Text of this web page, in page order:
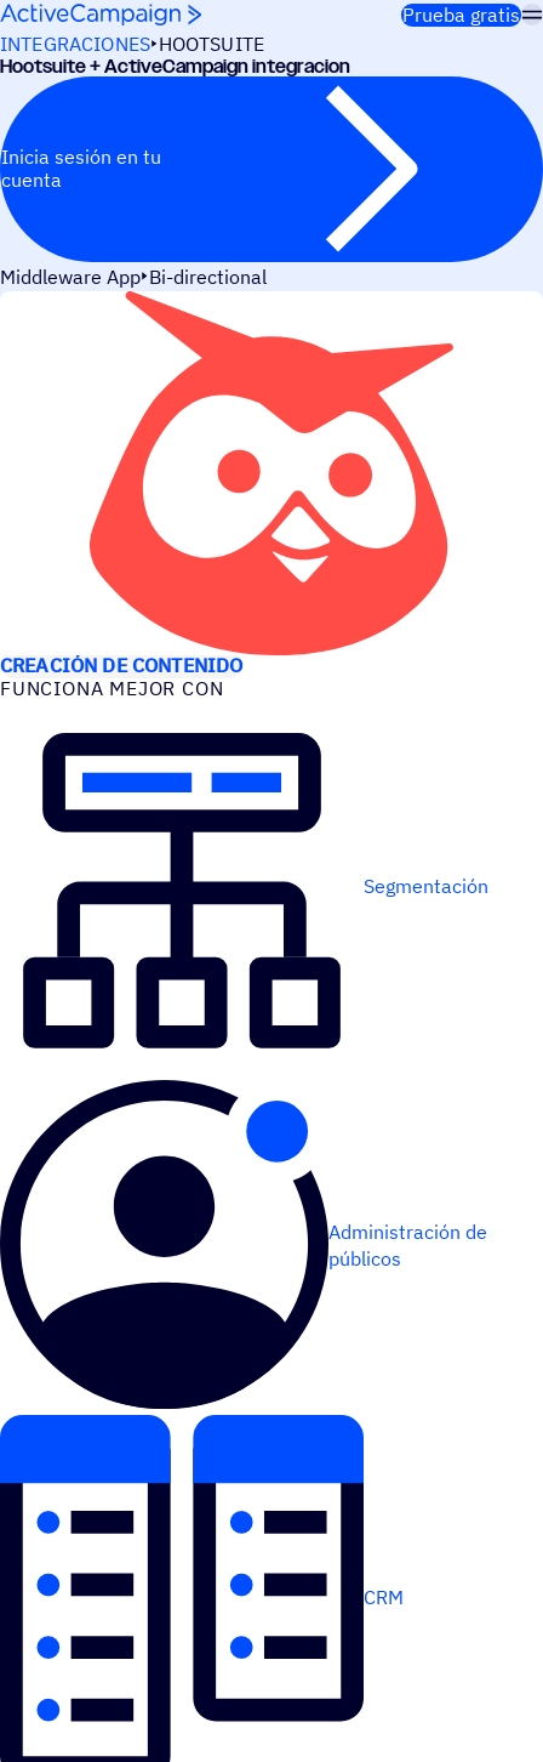
Saltar al contenido
Prueba gratis
INTEGRACIONES HOOTSUITE
Hootsuite + ActiveCampaign integracion
Inicia sesión en tu
cuenta
Middleware App Bi-directional
CREACIÓN DE CONTENIDO
FUNCIONA MEJOR CON
Segmentación
Administración de
públicos
CRM